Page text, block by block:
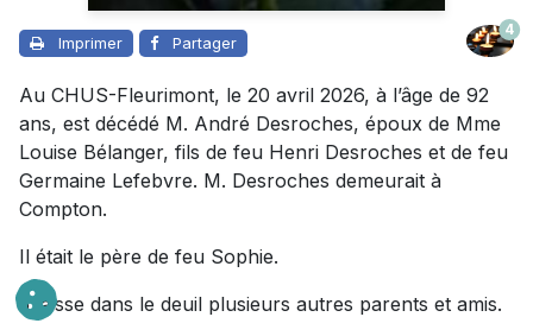
Imprimer Partager
4
Au CHUS-Fleurimont, le 20 avril 2026, à l’âge de 92
ans, est décédé M. André Desroches, époux de Mme
Louise Bélanger, fils de feu Henri Desroches et de feu
Germaine Lefebvre. M. Desroches demeurait à
Compton.
Il était le père de feu Sophie.
Il laisse dans le deuil plusieurs autres parents et amis.